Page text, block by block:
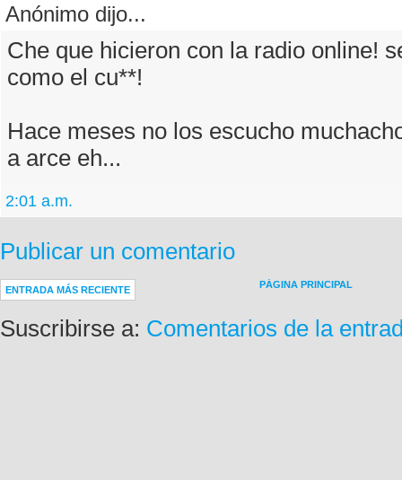
Anónimo dijo...
Che que hicieron con la radio online!
como el cu**!
Hace meses no los escucho
a arce eh...
2:01 a.m.
Publicar un comentario
ENTRADA MÁS RECIENTE PÁGINA PRINCIPAL
Suscribirse a: Comentarios de la